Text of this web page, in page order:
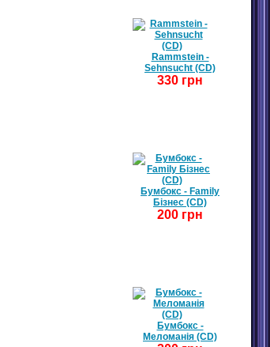
Rammstein -
Sehnsucht (CD)
330 грн
Бумбокс - Family
Бізнес (CD)
200 грн
Бумбокс -
Меломанія (CD)